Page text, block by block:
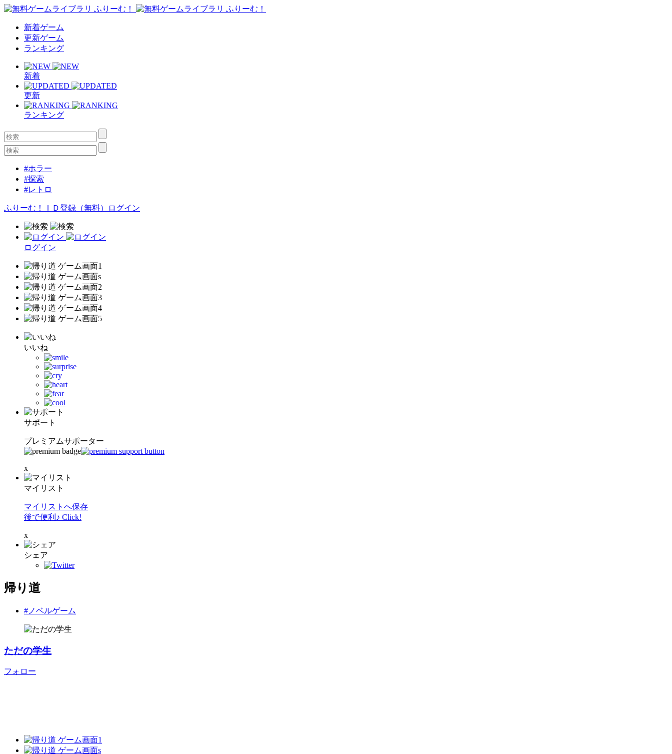
新着ゲーム
更新ゲーム
ランキング
新着
更新
ランキング
#ホラー
#探索
#レトロ
ふりーむ！ＩＤ登録（無料） ログイン
ログイン
いいね
サポート
プレミアムサポーター
x
マイリスト
マイリストへ保存
後で便利♪ Click!
x
シェア
帰り道
#ノベルゲーム
ただの学生
フォロー